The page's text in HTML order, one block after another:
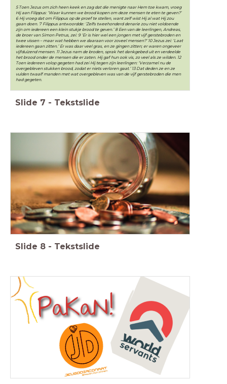
5 Toen Jezus om zich heen keek en zag dat die menigte naar Hem toe kwam, vroeg
Hij aan Filippus: ‘Waar kunnen we brood kopen om deze mensen te eten te geven?’
6 Hij vroeg dat om Filippus op de proef te stellen, want zelf wist Hij al wat Hij zou
gaan doen. 7 Filippus antwoordde: ‘Zelfs tweehonderd denarie zou niet voldoende
zijn om iedereen een klein stukje brood te geven.’ 8 Een van de leerlingen, Andreas,
de broer van Simon Petrus, zei: 9 ‘Er is hier wel een jongen met vijf gerstebroden en
twee vissen – maar wat hebben we daaraan voor zoveel mensen?’ 10 Jezus zei: ‘Laat
iedereen gaan zitten.’ Er was daar veel gras, en ze gingen zitten; er waren ongeveer
vijfduizend mensen. 11 Jezus nam de broden, sprak het dankgebed uit en verdeelde
het brood onder de mensen die er zaten. Hij gaf hun ook vis, zo veel als ze wilden. 12
Toen iedereen volop gegeten had zei Hij tegen zijn leerlingen: ‘Verzamel nu de
overgebleven stukken brood, zodat er niets verloren gaat.’ 13 Dat deden ze en ze
vulden twaalf manden met wat overgebleven was van de vijf gerstebroden die men
had gegeten.
Slide 7 - Tekstslide
Slide 8 - Tekstslide